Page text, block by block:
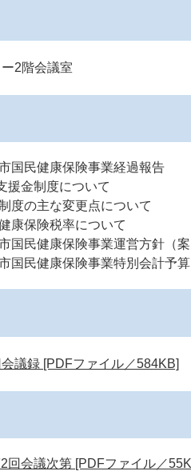
2階会議室
国民健康保険事業経過報告
援金制度について
度の主な変更点について
康保険税率について
国民健康保険事業運営方針（
国民健康保険事業特別会計予
議録 [PDFファイル／584KB]
回会議次第 [PDFファイル／